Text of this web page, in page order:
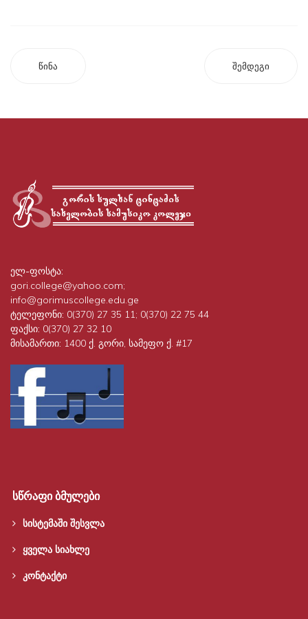
წინა შემდეგი
ელ-ფოსტა:
gori.college@yahoo.com;
info@gorimuscollege.edu.ge
ტელეფონი: 0(370) 27 35 11; 0(370) 22 75 44
ფაქსი: 0(370) 27 32 10
მისამართი: 1400 ქ. გორი, სამეფო ქ. #17
სწრაფი ბმულები
სისტემაში შესვლა
ყველა სიახლე
კონტაქტი